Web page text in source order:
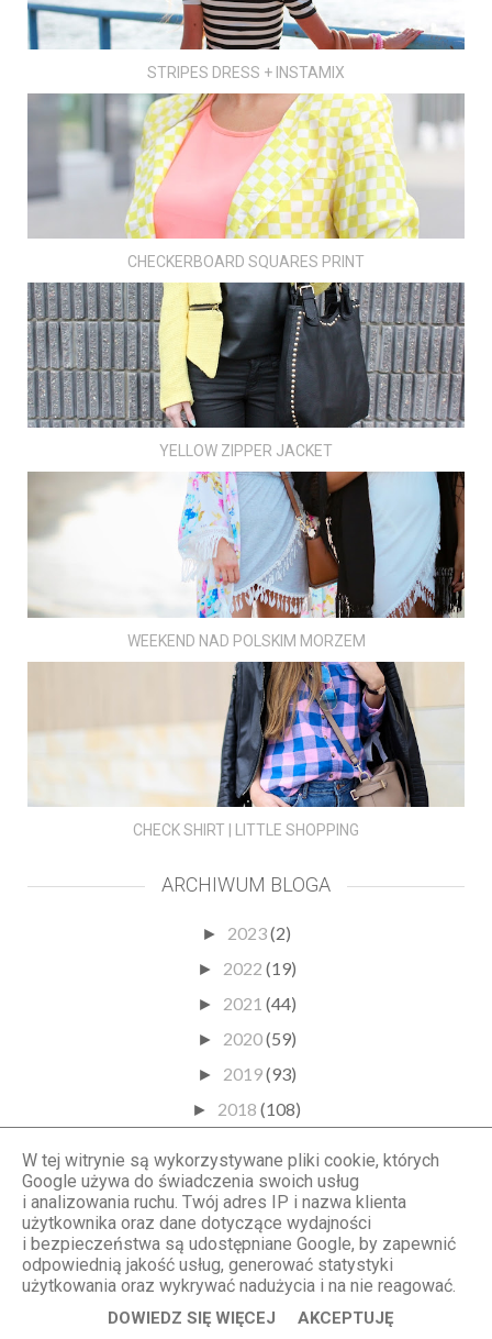
STRIPES DRESS + INSTAMIX
CHECKERBOARD SQUARES PRINT
YELLOW ZIPPER JACKET
WEEKEND NAD POLSKIM MORZEM
CHECK SHIRT | LITTLE SHOPPING
ARCHIWUM BLOGA
► 2023(2)
► 2022 (19)
► 2021 (44)
► 2020(59)
► 2019(93)
► 2018 (108)
►2016(137)
►2015(138)
►2014(157)
▼2013(101)
grudzień
(9)
W tej witrynie są wykorzystywane pliki cookie, których
Google używa do świadczenia swoich usług
i analizowania ruchu. Twój adres IP i nazwa klienta
użytkownika oraz dane dotyczące wydajności
i bezpieczeństwa są udostępniane Google, by zapewnić
odpowiednią jakość usług, generować statystyki
użytkowania oraz wykrywać nadużycia i na nie reagować.
DOWIEDZ SIĘ WIĘCEJ AKCEPTUJĘ